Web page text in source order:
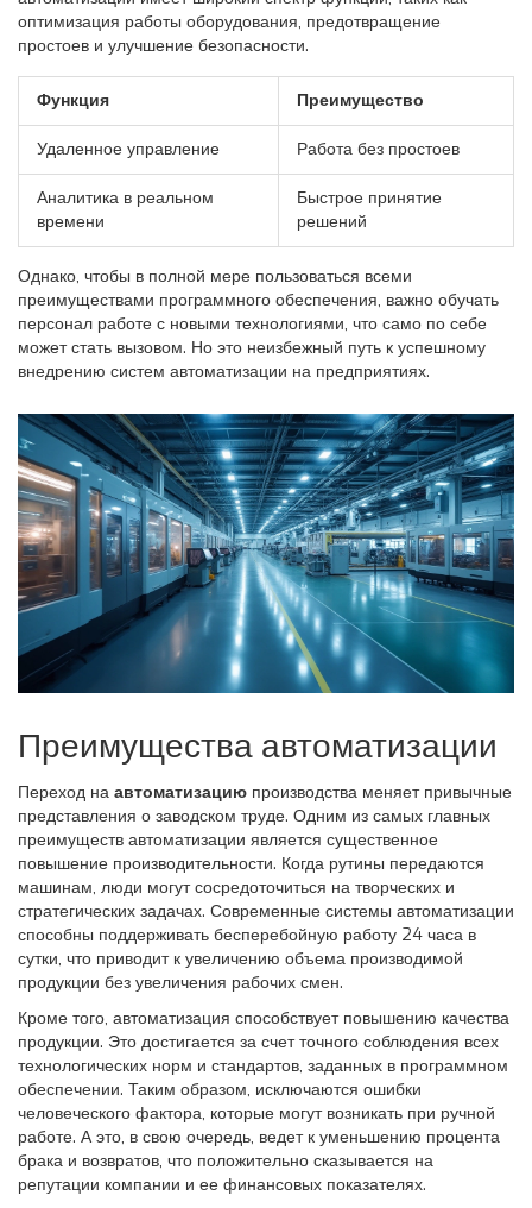
оптимизация работы оборудования, предотвращение
простоев и улучшение безопасности.
Функция Преимущество
Удаленное управление Работа без простоев
Аналитика в реальном
времени
Быстрое принятие
решений
Однако, чтобы в полной мере пользоваться всеми
преимуществами программного обеспечения, важно обучать
персонал работе с новыми технологиями, что само по себе
может стать вызовом. Но это неизбежный путь к успешному
внедрению систем автоматизации на предприятиях.
Преимущества автоматизации
Переход на автоматизацию производства меняет привычные
представления о заводском труде. Одним из самых главных
преимуществ автоматизации является существенное
повышение производительности. Когда рутины передаются
машинам, люди могут сосредоточиться на творческих и
стратегических задачах. Современные системы автоматизации
способны поддерживать бесперебойную работу 24 часа в
сутки, что приводит к увеличению объема производимой
продукции без увеличения рабочих смен.
Кроме того, автоматизация способствует повышению качества
продукции. Это достигается за счет точного соблюдения всех
технологических норм и стандартов, заданных в программном
обеспечении. Таким образом, исключаются ошибки
человеческого фактора, которые могут возникать при ручной
работе. А это, в свою очередь, ведет к уменьшению процента
брака и возвратов, что положительно сказывается на
репутации компании и ее финансовых показателях.